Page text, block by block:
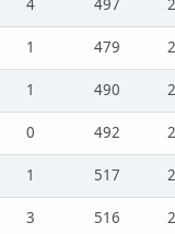
4 497
1 479
1 490
0 492
1 517
3 516